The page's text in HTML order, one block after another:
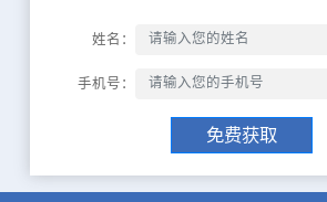
姓名：
手机号：
免费获取